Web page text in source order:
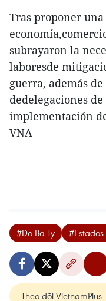
Tras proponer
subrayaron la
laboresde
guerra, además
dedelegaciones
implementación
VNA
#Do Ba Ty
Theo dõi VietnamPlus